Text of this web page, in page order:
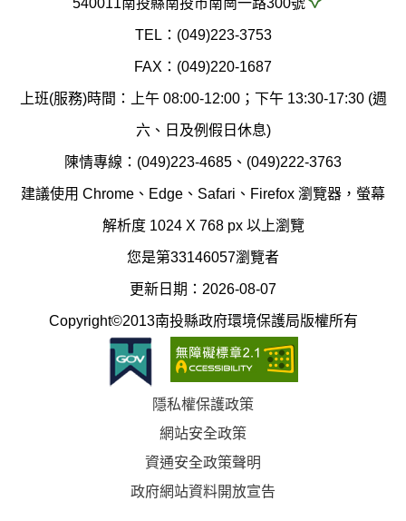
保
局
圖
染
制
科
(南
TEL：(049)223-3753
FAX：(049)220-1687
上班(服務)時間：上午 08:00-12:00；下午 13:30-17:30 (週
六、日及例假日休息)
陳情專線：(049)223-4685、(049)222-3763
建議使用 Chrome、Edge、Safari、Firefox 瀏覽器，螢幕
解析度 1024 X 768 px 以上瀏覽
您是第33146057瀏覽者
更新日期：2026-08-07
Copyright©2013南投縣政府環境保護局版權所有
隱私權保護政策
網站安全政策
資通安全政策聲明
政府網站資料開放宣告